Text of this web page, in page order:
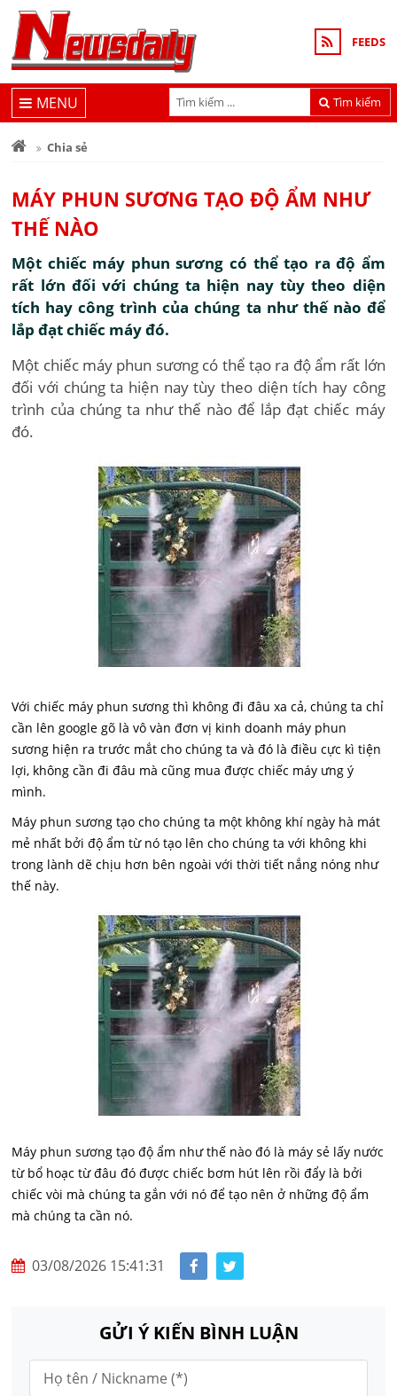
FEEDS
Tìm kiếm
MENU
Chia sẻ
MÁY PHUN SƯƠNG TẠO ĐỘ ẨM NHƯ
THẾ NÀO
Một chiếc máy phun sương có thể tạo ra độ ẩm
rất lớn đối với chúng ta hiện nay tùy theo diện
tích hay công trình của chúng ta như thế nào để
lắp đạt chiếc máy đó.
Một chiếc máy phun sương có thể tạo ra độ ẩm rất lớn
đối với chúng ta hiện nay tùy theo diện tích hay công
trình của chúng ta như thế nào để lắp đạt chiếc máy
đó.
Với chiếc máy phun sương thì không đi đâu xa cả, chúng ta chỉ
cần lên google gõ là vô vàn đơn vị kinh doanh máy phun
sương hiện ra trước mắt cho chúng ta và đó là điều cực kì tiện
lợi, không cần đi đâu mà cũng mua được chiếc máy ưng ý
mình.
Máy phun sương tạo cho chúng ta một không khí ngày hà mát
mẻ nhất bởi độ ẩm từ nó tạo lên cho chúng ta với không khi
trong lành dẽ chịu hơn bên ngoài với thời tiết nắng nóng như
thế này.
Máy phun sương tạo độ ẩm như thế nào đó là máy sẻ lấy nước
từ bổ hoạc từ đâu đó được chiếc bơm hút lên rồi đẩy là bởi
chiếc vòi mà chúng ta gắn với nó để tạo nên ở những độ ẩm
mà chúng ta cần nó.
03/08/2026 15:41:31
GỬI Ý KIẾN BÌNH LUẬN